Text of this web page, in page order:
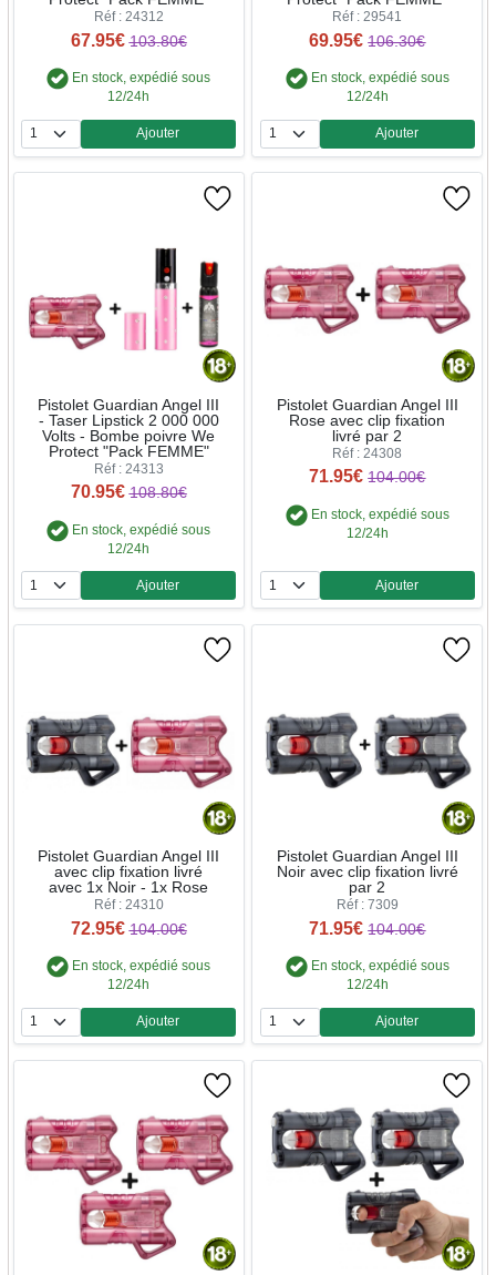
Réf : 24312
67.95€ 103.80€
En stock, expédié sous
12/24h
Quantité
Ajouter
Réf : 29541
69.95€ 106.30€
En stock, expédié sous
12/24h
Quantité
Ajouter
Pistolet Guardian Angel III
- Taser Lipstick 2 000 000
Volts - Bombe poivre We
Protect "Pack FEMME"
Réf : 24313
70.95€ 108.80€
En stock, expédié sous
12/24h
Quantité
Ajouter
Pistolet Guardian Angel III
Rose avec clip fixation
livré par 2
Réf : 24308
71.95€ 104.00€
En stock, expédié sous
12/24h
Quantité
Ajouter
Pistolet Guardian Angel III
avec clip fixation livré
avec 1x Noir - 1x Rose
Réf : 24310
72.95€ 104.00€
En stock, expédié sous
12/24h
Quantité
Ajouter
Pistolet Guardian Angel III
Noir avec clip fixation livré
par 2
Réf : 7309
71.95€ 104.00€
En stock, expédié sous
12/24h
Quantité
Ajouter